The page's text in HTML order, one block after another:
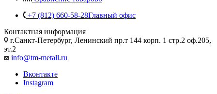
+7 (812) 660-58-28Главный офис
Контактная информация
г.Санкт-Петербург, Ленинский пр.т 144 корп. 1 стр.2 оф.205,
эт.2
info@tm-metall.ru
Вконтакте
Instagram